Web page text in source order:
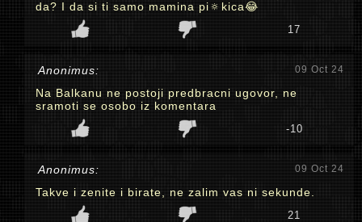
da? I da si ti samo mamina pi🔅kica😂
17
Anonimus: 09 Oct 24
Na Balkanu ne postoji predbracni ugovor, ne
sramoti se osobo iz komentara
-10
Anonimus: 09 Oct 24
Takve i zenite i birate, ne zalim vas ni sekunde.
21